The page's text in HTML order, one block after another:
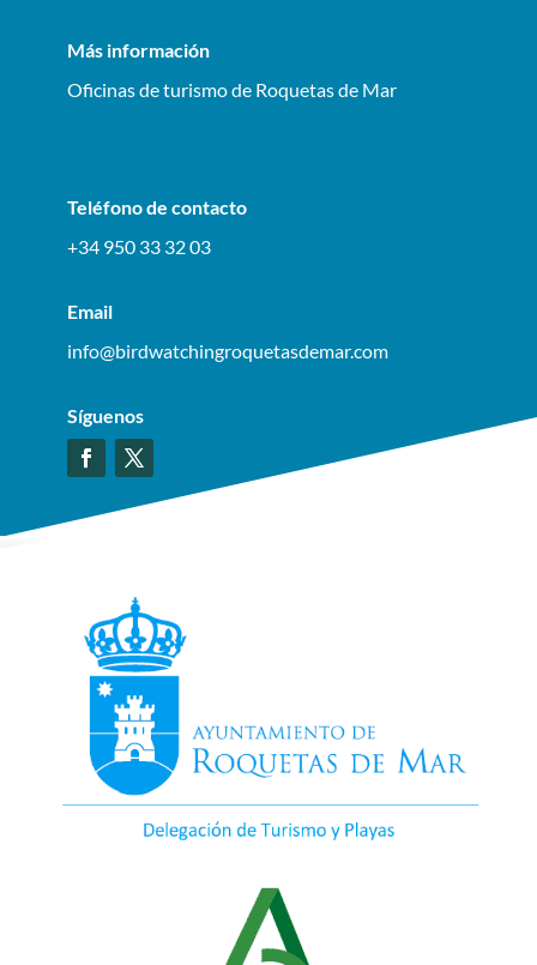
Más información
Oficinas de turismo de Roquetas de Mar
Teléfono de contacto
+34 950 33 32 03
Email
info@birdwatchingroquetasdemar.com
Síguenos